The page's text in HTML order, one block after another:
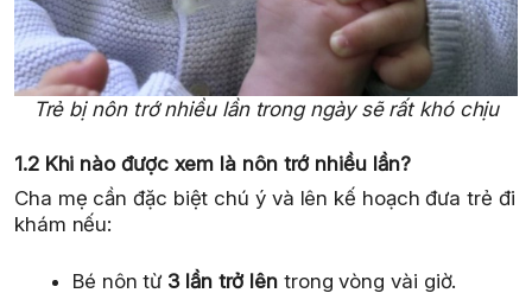
Trẻ bị nôn trớ nhiều lần trong ngày sẽ rất khó chịu
1.2 Khi nào được xem là nôn trớ nhiều lần?
Cha mẹ cần đặc biệt chú ý và lên kế hoạch đưa trẻ đi
khám nếu:
Bé nôn từ 3 lần trở lên trong vòng vài giờ.